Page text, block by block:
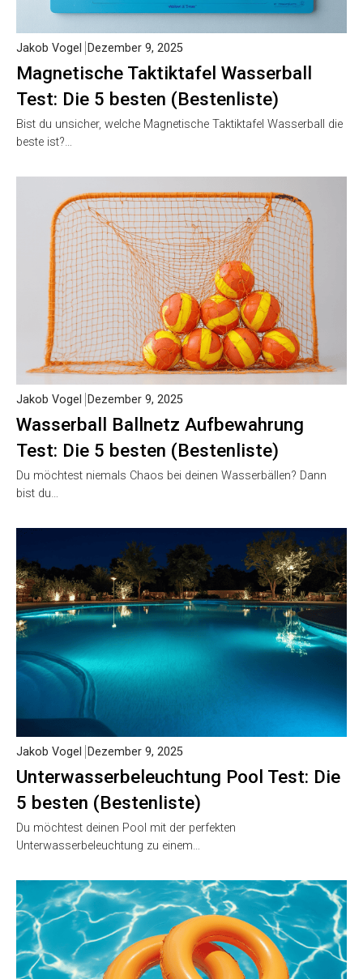
Magnetische Taktiktafel Wasserball
Test: Die 5 besten (Bestenliste)
Jakob Vogel Dezember 9, 2025
Bist du unsicher, welche Magnetische Taktiktafel Wasserball
die beste ist?…
Wasserball Ballnetz Aufbewahrung
Test: Die 5 besten (Bestenliste)
Jakob Vogel Dezember 9, 2025
Du möchtest niemals Chaos bei deinen Wasserbällen? Dann
bist du…
Unterwasserbeleuchtung Pool Test:
Die 5 besten (Bestenliste)
Jakob Vogel Dezember 9, 2025
Du möchtest deinen Pool mit der perfekten
Unterwasserbeleuchtung zu einem…